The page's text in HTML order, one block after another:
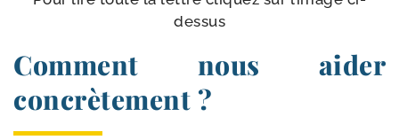
dessus
Comment nous aider
concrètement ?